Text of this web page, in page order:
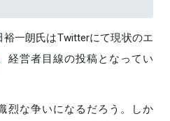
裕一朗氏はTwitterにて現状のエ
経営者目線の投稿となってい
烈な争いになるだろう。しか